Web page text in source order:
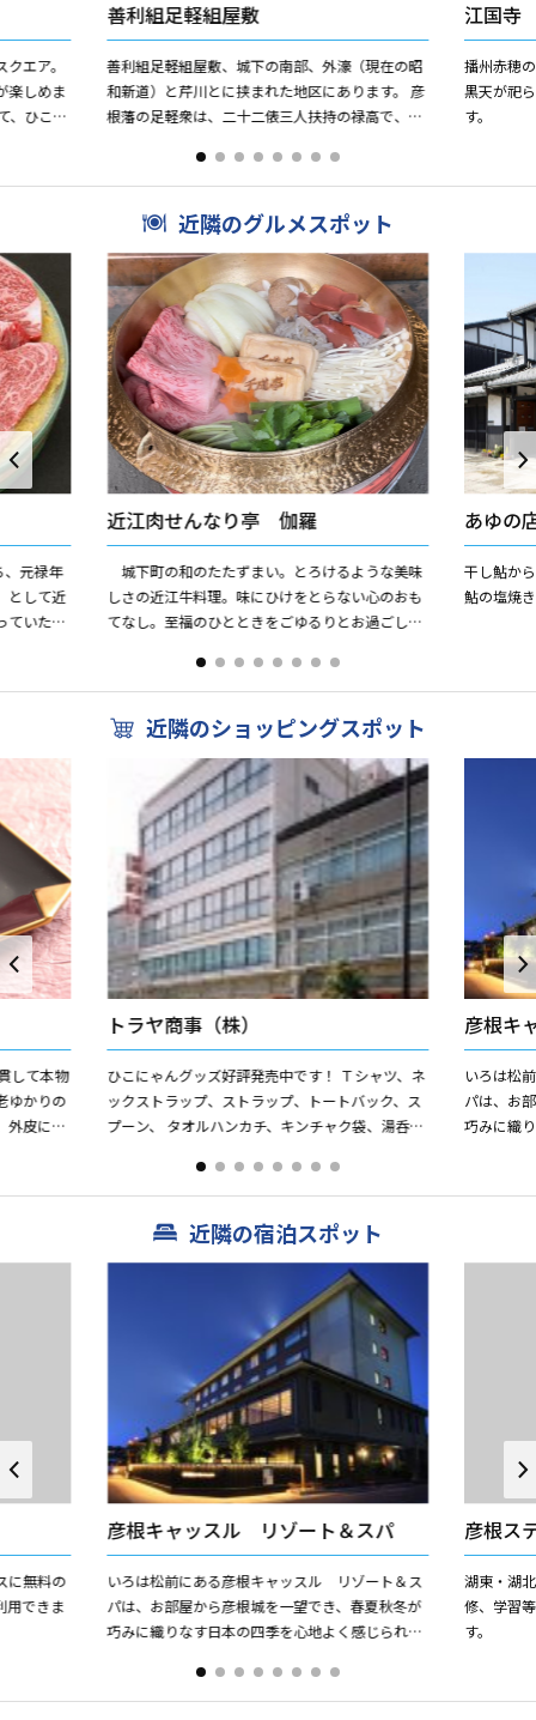
エア。
楽しめま
、ひこね
善利組足軽組屋敷
善利組足軽組屋敷、城下の南部、外濠（現在の昭
和新道）と芹川とに挟まれた地区にあります。 彦
根藩の足軽衆は、二十二俵三人扶持の禄高で、第
る役割を果たしていま...
江国寺
播州赤穂
黒天が祀
す。
近隣のグルメスポット
、元禄年
として近
ていたと
近江肉せんなり亭 伽羅
城下町の和のたたずまい。とろけるような美味
しさの近江牛料理。味にひけをとらない心のおも
てなし。至福のひとときをごゆるりとお過ごし下
あゆの
干し鮎か
鮎の塩焼
近隣のショッピングスポット
して本物
ゆかりの
外皮に抹
トラヤ商事（株）
ひこにゃんグッズ好評発売中です！ Ｔシャツ、ネ
ックストラップ、ストラップ、トートバック、ス
プーン、 タオルハンカチ、キンチャク袋、湯呑
彦根キ
いろは松
パは、お
巧みに織
近隣の宿泊スポット
に無料の
用できま
彦根キャッスル リゾート＆スパ
いろは松前にある彦根キャッスル リゾート＆ス
パは、お部屋から彦根城を一望でき、春夏秋冬が
巧みに織りなす日本の四季を心地よく感じられる
雅で、スタッフ一同、皆様...
彦根ス
湖東・湖
修、学習
す。